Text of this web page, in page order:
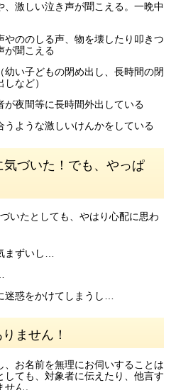
激しい泣き声が聞こえる。一晩中
やののしる声、物を壊したり叩きつ
が聞こえる
い子どもの閉め出し、長時間の閉
など）
夜間等に長時間外出している
ような激しいけんかをしている
づいた！でも、やっぱ
いたとしても、やはり心配に思わ
まずいし…
迷惑をかけてしまうし…
ません！
、お名前を無理にお伺いすることは
しても、対象者に伝えたり、他言す
ん。